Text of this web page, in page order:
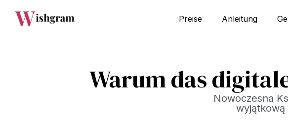
Preise Anleitung
Warum das
Nowoczesna
wyjątkową